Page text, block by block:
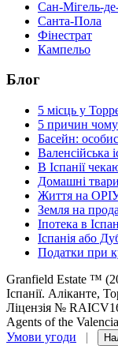
Сан-Мігель-
Санта-Пола
Фінестрат
Кампельо
Блог
5 місць у
5 причин чому
Басейн:
Валенсійська
В Іспанії
Домашні
Життя на
Земля на
Іпотека в
Іспанія або
Податки при
Granfield Estate ™
Іспанії. Аліканте,
Ліцензія №
Agents of the
Умови угоди
|